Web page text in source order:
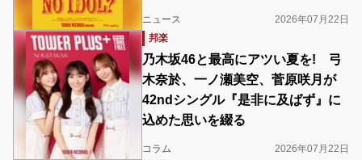
ニュース
2026年07月22日
邦楽
乃木坂46と最高にアツい夏を! 弓
木奈於、一ノ瀬美空、菅原咲月が
42ndシングル『是非に及ばず』に
込めた思いを綴る
コラム
2026年07月22日